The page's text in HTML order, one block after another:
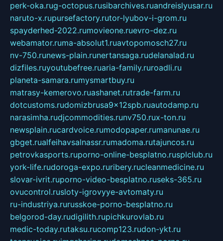
perk-oka.rug-octopus.rusibarchives.ruandreislyusar.ru
naruto-x.rupursefactory.rutor-lyubov-i-grom.ru
spayderhed-2022.rumovieone.ruevro-dez.ru
webamator.ruma-absolut1.ruavtopomosch27.ru
nv-750.runews-plain.runertansaga.rudelanalad.ru
dizfiles.ruyoutubefree.ruaria-family.ruroadli.ru
planeta-samara.rumysmartbuy.ru
matrasy-kemerovo.ruashanet.rutrade-farm.ru
dotcustoms.rudomizbrusa9x12spb.ruautodamp.ru
narasimha.rudjcommodities.runv750.rux-ton.ru
newsplain.rucardvoice.rumodopaper.rumanunae.ru
gbget.rualfeihavsalnassr.rumadoma.rutajuncos.ru
petrovkasports.ruporno-online-besplatno.rusplclub.ru
york-life.rudoroga-expo.ruribery.rucleanmedicine.ru
slovar-ivrit.ruporno-video-besplatno.ruseks-365.ru
ovucontrol.rusloty-igrovyye-avtomaty.ru
ru-industriya.rurusskoe-porno-besplatno.ru
belgorod-day.rudigilith.rupichkurovlab.ru
medic-today.rutaksu.rucomp123.rudon-ykt.ru